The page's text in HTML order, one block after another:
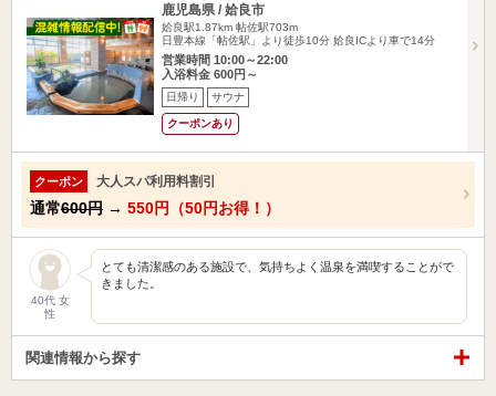
鹿児島県 / 姶良市
姶良駅1.87km 帖佐駅703m
日豊本線「帖佐駅」より徒歩10分 姶良ICより車で14分
営業時間 10:00～22:00
入浴料金 600円～
日帰り サウナ
クーポンあり
クーポン 大人スパ利用料割引
通常600円 → 550円（50円お得！）
40代 女
性
とても清潔感のある施設で、気持ちよく温泉を満喫することがで
きました。
関連情報から探す